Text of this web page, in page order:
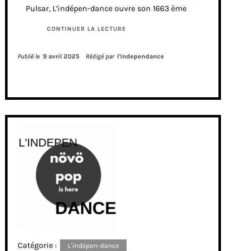
Pulsar, L’indépen-dance ouvre son 1663 ème
CONTINUER LA LECTURE
Publié le 9 avril 2025 Rédigé par l'Independance
Catégorie : L'indépen-dance